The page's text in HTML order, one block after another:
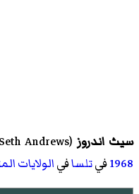
سيث اندروز(
Andrews
1968فيتلسافيالولايات